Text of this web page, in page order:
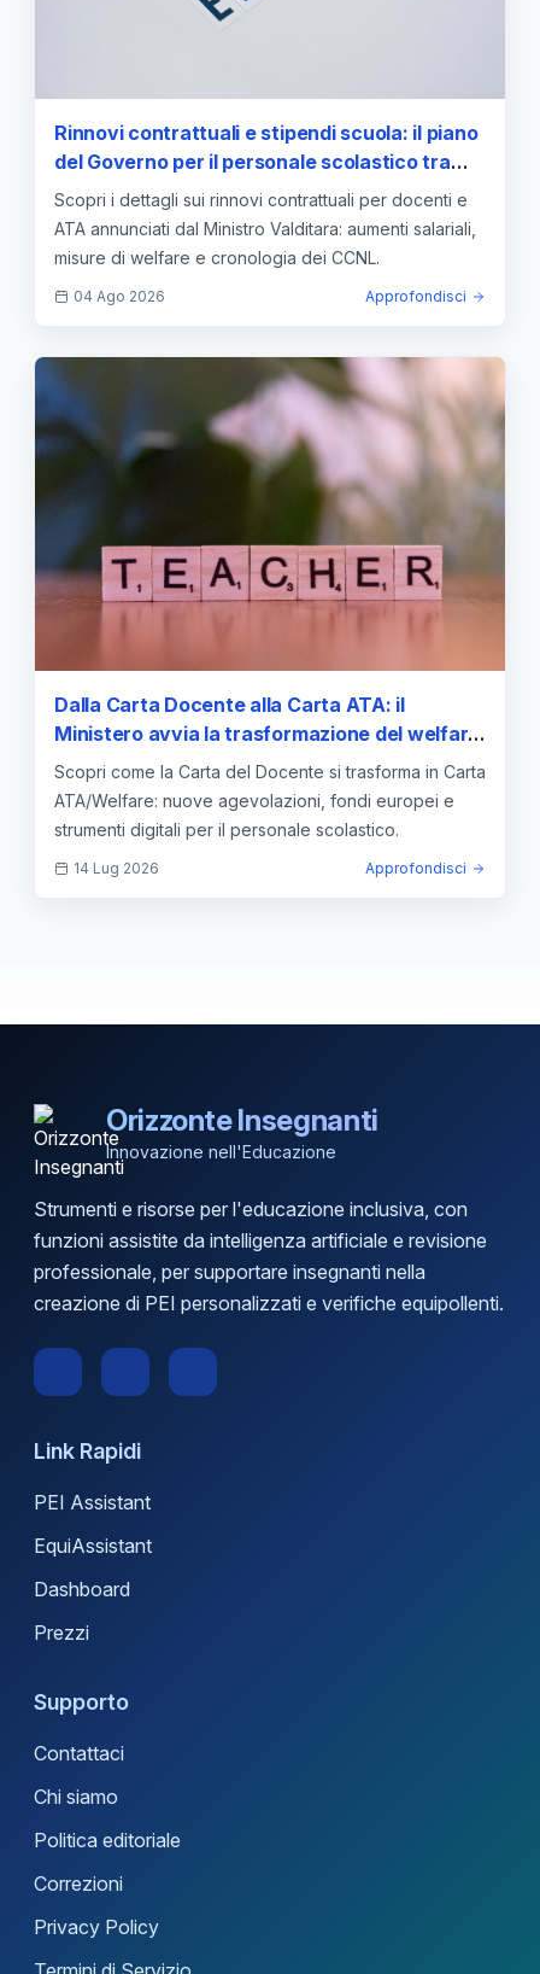
Rinnovi contrattuali e stipendi scuola: il piano
del Governo per il personale scolastico tra
aumenti e welfare
Scopri i dettagli sui rinnovi contrattuali per docenti e
ATA annunciati dal Ministro Valditara: aumenti salariali,
misure di welfare e cronologia dei CCNL.
04 Ago 2026 Approfondisci
Dalla Carta Docente alla Carta ATA: il
Ministero avvia la trasformazione del welfare
scolastico
Scopri come la Carta del Docente si trasforma in Carta
ATA/Welfare: nuove agevolazioni, fondi europei e
strumenti digitali per il personale scolastico.
14 Lug 2026 Approfondisci
Orizzonte Insegnanti
Innovazione nell'Educazione
Strumenti e risorse per l'educazione inclusiva, con
funzioni assistite da intelligenza artificiale e revisione
professionale, per supportare insegnanti nella
creazione di PEI personalizzati e verifiche equipollenti.
Link Rapidi
PEI Assistant
EquiAssistant
Dashboard
Prezzi
Supporto
Contattaci
Chi siamo
Politica editoriale
Correzioni
Privacy Policy